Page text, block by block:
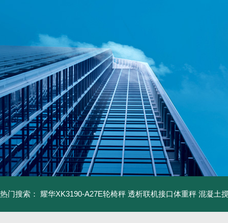
热门搜索： 耀华XK3190-A27E轮椅秤 透析联机接口体重秤 混凝土